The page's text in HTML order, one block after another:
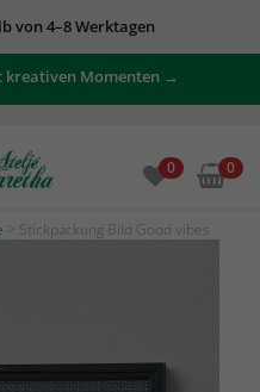
von 4–8 Werktagen
kreativen Momenten →
0 0
> Stickpackung Bild Good vibes